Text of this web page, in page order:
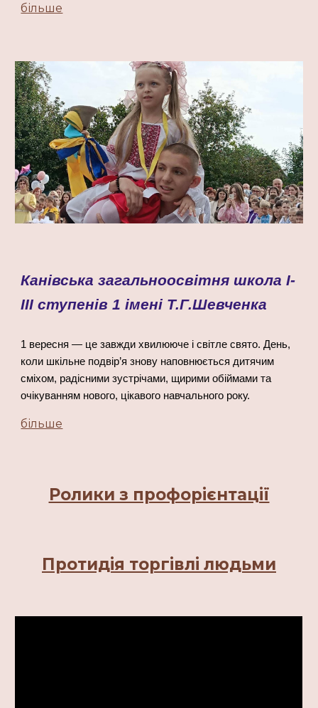
більше
Канівська загальноосвітня школа І-
ІІІ ступенів 1 імені Т.Г.Шевченка
1 вересня — це завжди хвилююче і світле свято. День,
коли шкільне подвір’я знову наповнюється дитячим
сміхом, радісними зустрічами, щирими обіймами та
очікуванням нового, цікавого навчального року.
більше
Ролики з профорієнтації
Протидія торгівлі людьми